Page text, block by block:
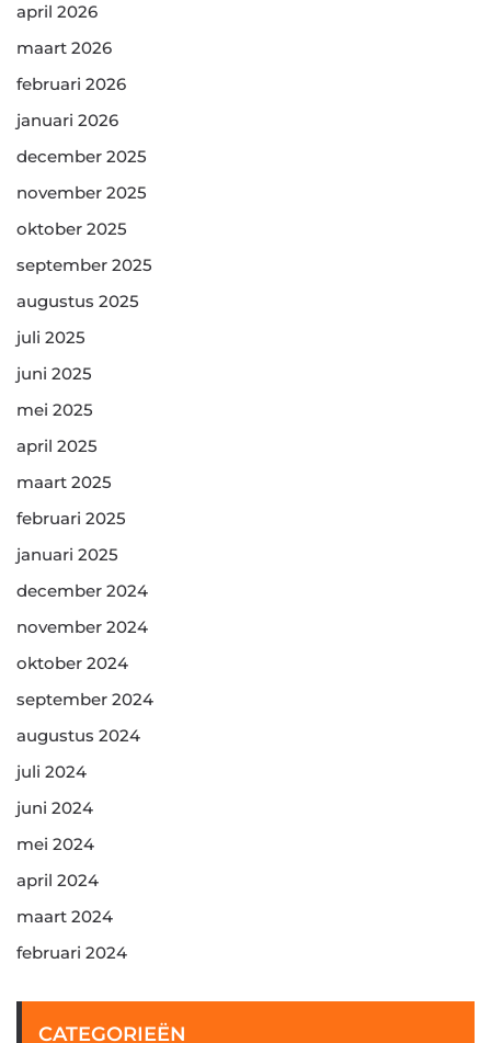
april 2026
maart 2026
februari 2026
januari 2026
december 2025
november 2025
oktober 2025
september 2025
augustus 2025
juli 2025
juni 2025
mei 2025
april 2025
maart 2025
februari 2025
januari 2025
december 2024
november 2024
oktober 2024
september 2024
augustus 2024
juli 2024
juni 2024
mei 2024
april 2024
maart 2024
februari 2024
CATEGORIEËN